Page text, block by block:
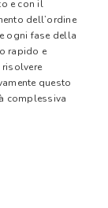
e con il
dell’ordine
ogni fase della
rapido e
questo
complessiva